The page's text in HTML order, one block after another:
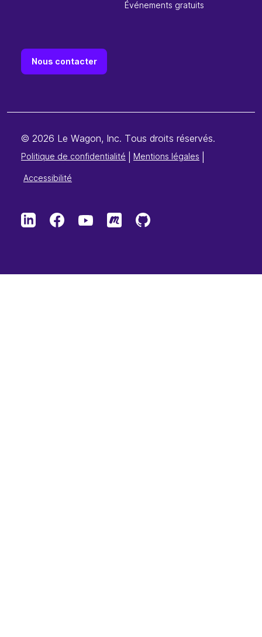
Événements gratuits
Nous contacter
© 2026 Le Wagon, Inc. Tous droits réservés.
Politique de confidentialité Mentions légales
Accessibilité